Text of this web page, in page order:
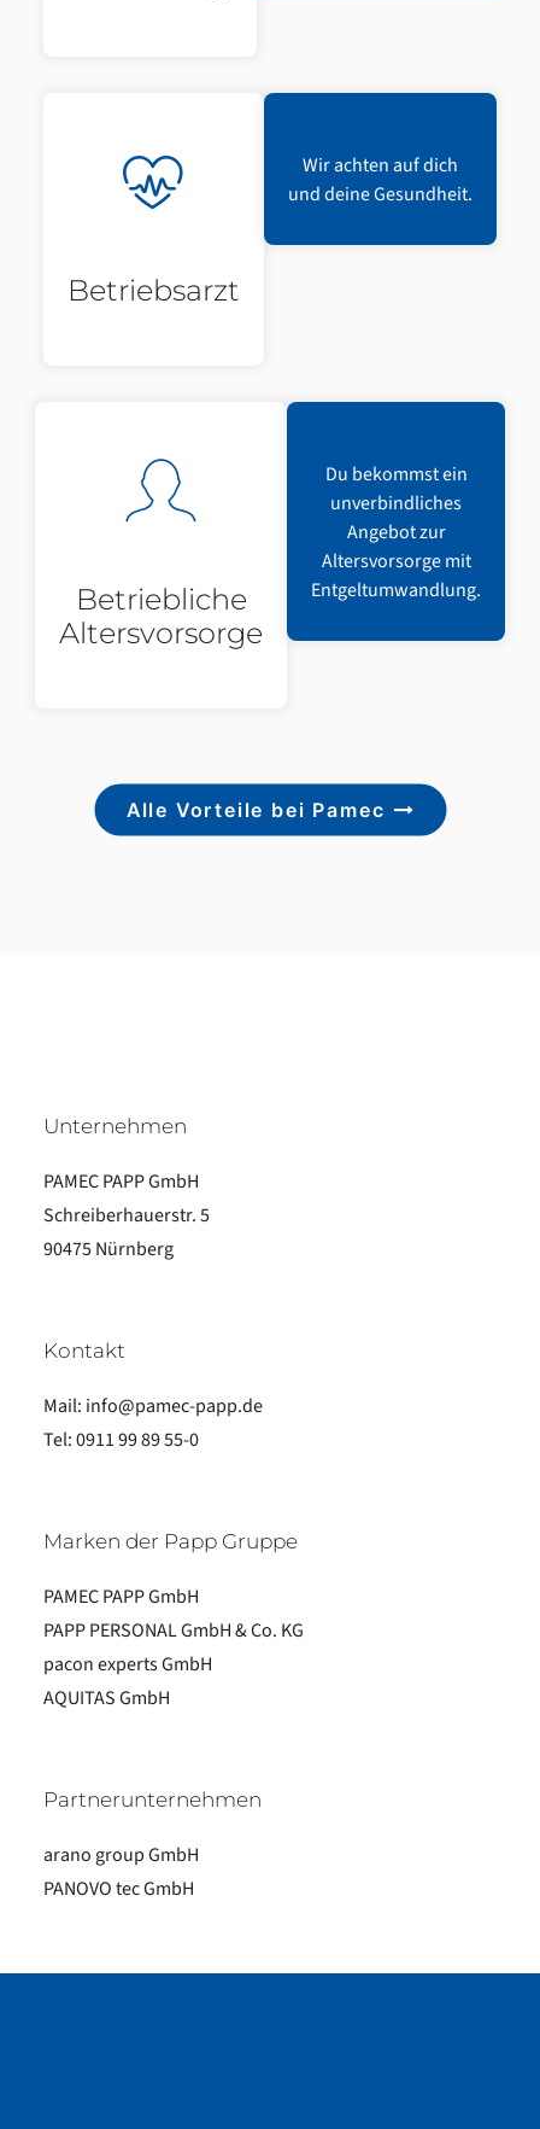
Betriebsarzt
Wir achten auf dich
und deine Gesundheit.
Betriebliche
Altersvorsorge
Du bekommst ein
unverbindliches
Angebot zur
Altersvorsorge mit
Entgeltumwandlung.
Alle Vorteile bei Pamec
Unternehmen
PAMEC PAPP GmbH
Schreiberhauerstr. 5
90475 Nürnberg
Kontakt
Mail: info@pamec-papp.de
Tel:0911 99 89 55-0
Marken der Papp Gruppe
PAMEC PAPP GmbH
PAPP PERSONAL GmbH & Co. KG
pacon experts GmbH
AQUITAS GmbH
Partnerunternehmen
arano group GmbH
PANOVO tec GmbH